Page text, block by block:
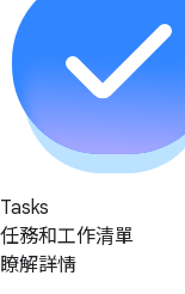
Tasks
任務和工作清單
瞭解詳情